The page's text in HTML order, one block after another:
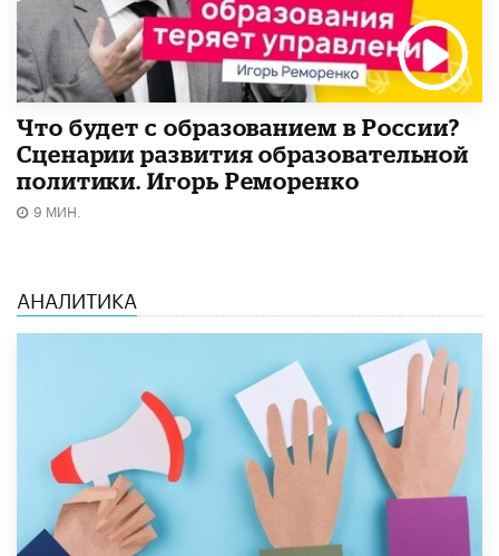
Что будет с образованием в России?
Сценарии развития образовательной
политики. Игорь Реморенко
9 МИН.
АНАЛИТИКА